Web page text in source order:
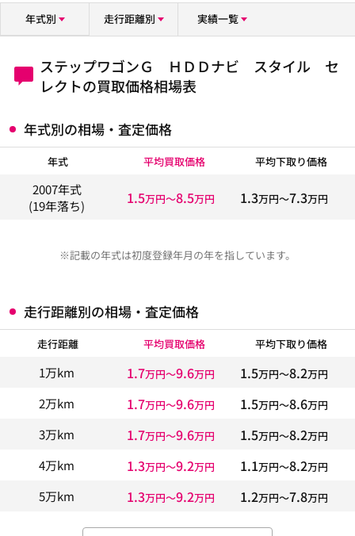
年式別 走行距離別 実績一覧
ステップワゴンＧ ＨＤＤナビ スタイル セ
レクトの買取価格相場表
年式別の相場・査定価格
年式 平均買取価格 平均下取り価格
2007年式
(19年落ち)
1.5万円〜8.5万円 1.3万円〜7.3万円
※記載の年式は初度登録年月の年を指しています。
走行距離別の相場・査定価格
走行距離 平均買取価格 平均下取り価格
1万km 1.7万円〜9.6万円 1.5万円〜8.2万円
2万km 1.7万円〜9.6万円 1.5万円〜8.6万円
3万km 1.7万円〜9.6万円 1.5万円〜8.2万円
4万km 1.3万円〜9.2万円 1.1万円〜8.2万円
5万km 1.3万円〜9.2万円 1.2万円〜7.8万円